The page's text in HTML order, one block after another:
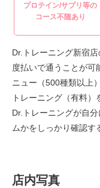
プロテイン/サプリ等の
コース不随あり
Dr.トレーニング新宿
度払いで通うことが可
ニュー（500種類以上
トレーニング（有料）
Dr.トレーニングが自
ムかをしっかり確認す
店内写真